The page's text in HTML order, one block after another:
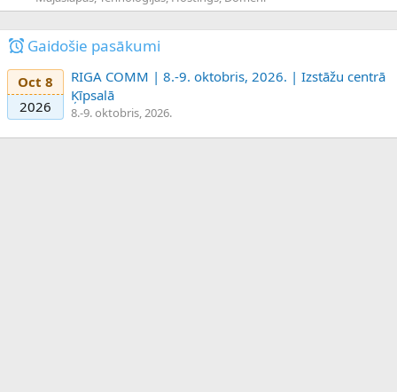
Gaidošie pasākumi
Oct 8
2026
RIGA COMM | 8.-9. oktobris, 2026. | Izstāžu centrā
Ķīpsalā
8.-9. oktobris, 2026.